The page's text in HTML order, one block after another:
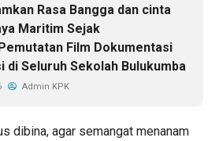
Rasa Bangga dan cinta
Maritim Sejak
Film Dokumentasi
di Seluruh Sekolah Bulukumba
Admin KPK
dibina, agar semangat menanam